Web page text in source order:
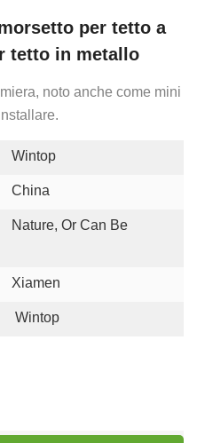
per tetto a
tetto in metallo
noto anche come mini
Wintop
China
Nature, Or Can Be
Xiamen
Wintop